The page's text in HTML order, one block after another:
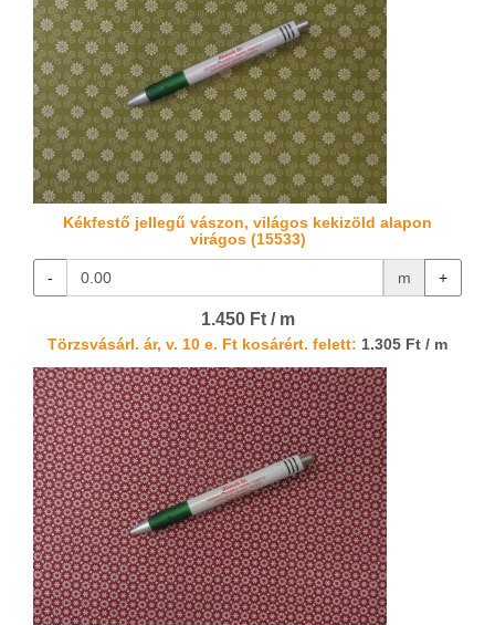
Kékfestő jellegű vászon, világos kekizöld alapon
virágos (15533)
- m +
1.450 Ft / m
Törzsvásárl. ár, v. 10 e. Ft kosárért. felett: 1.305 Ft / m